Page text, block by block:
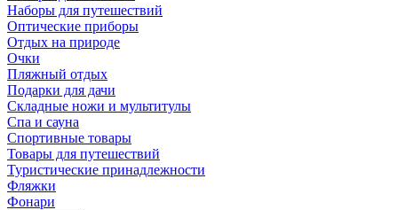
Наборы для путешествий
Оптические приборы
Отдых на природе
Очки
Пляжный отдых
Подарки для дачи
Складные ножи и мультитулы
Спа и сауна
Спортивные товары
Товары для путешествий
Туристические принадлежности
Фляжки
Фонари